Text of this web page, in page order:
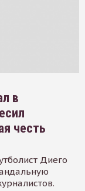
в
честь
Диего